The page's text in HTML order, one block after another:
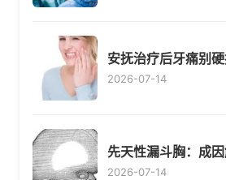
安抚治疗后牙痛别
2026-07-14
先天性漏斗胸：成
2026-07-14